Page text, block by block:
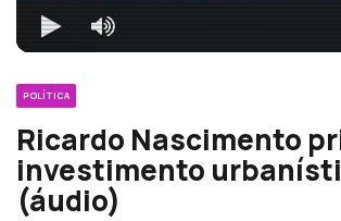
POLÍTICA
Ricardo Nascimento
investimento
(áudio)